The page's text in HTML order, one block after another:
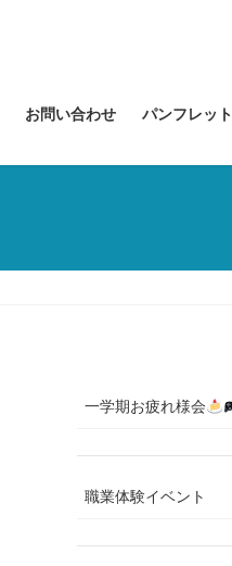
お問い合わせ パンフレット
一学期お疲れ様会
職業体験イベント